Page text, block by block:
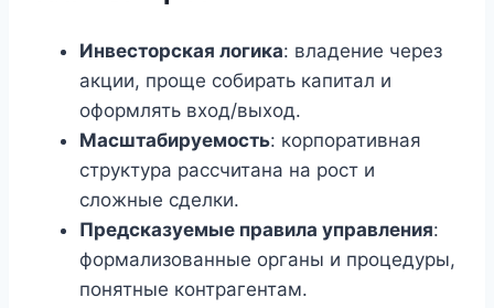
Инвесторская логика: владение через
акции, проще собирать капитал и
оформлять вход/выход.
Масштабируемость: корпоративная
структура рассчитана на рост и
сложные сделки.
Предсказуемые правила управления:
формализованные органы и процедуры,
понятные контрагентам.